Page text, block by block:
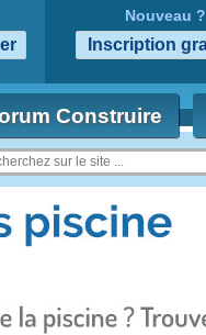
Nouveau ?
Construire